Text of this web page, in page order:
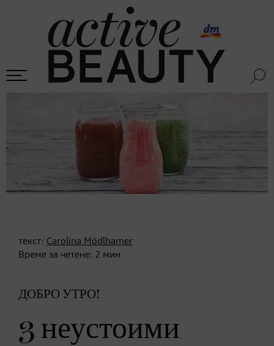
текст: Carolina Mödlhamer
Време за четене: 2 мин
ДОБРО УТРО!
3 неустоими